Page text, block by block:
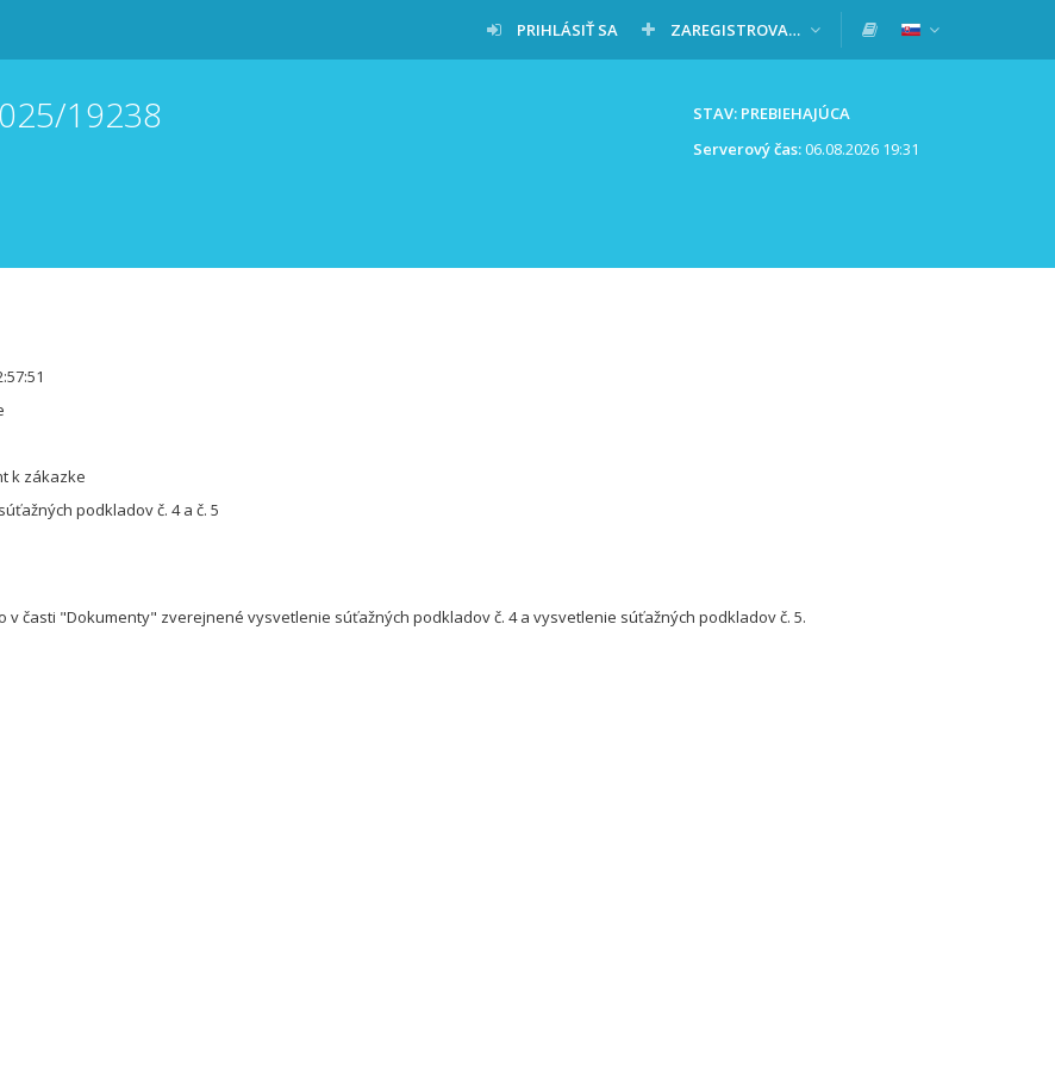
PRIHLÁSIŤ SA ZAREGISTROVAŤ SA
STAV: PREBIEHAJÚCA
Serverový čas:06.08.2026 19:31
19238
k zákazke
podkladov č. 4 a č. 5
v časti "Dokumenty" zverejnené vysvetlenie súťažných podkladov č. 4 a vysvetlenie súťažných podkladov č. 5.